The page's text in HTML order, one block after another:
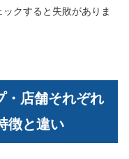
クすると失敗がありま
・店舗それぞれ
徴と違い